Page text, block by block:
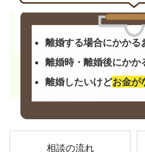
離婚する場合にかかる
離婚時・離婚後にかか
離婚したいけどお金が
相談の流れ